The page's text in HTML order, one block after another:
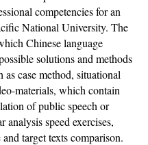
competencies for an
National University. The
Chinese language
solutions and methods
case method, situational
materials, which contain
of public speech or
speed exercises,
target texts comparison.